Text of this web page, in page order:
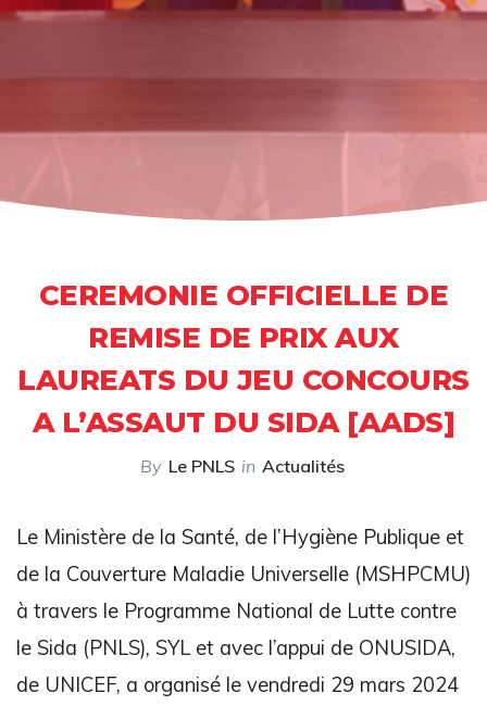
CEREMONIE OFFICIELLE DE
REMISE DE PRIX AUX
LAUREATS DU JEU CONCOURS
A L’ASSAUT DU SIDA [AADS]
By Le PNLS in Actualités
Le Ministère de la Santé, de l’Hygiène Publique et
de la Couverture Maladie Universelle (MSHPCMU)
à travers le Programme National de Lutte contre
le Sida (PNLS), SYL et avec l’appui de ONUSIDA,
de UNICEF, a organisé le vendredi 29 mars 2024